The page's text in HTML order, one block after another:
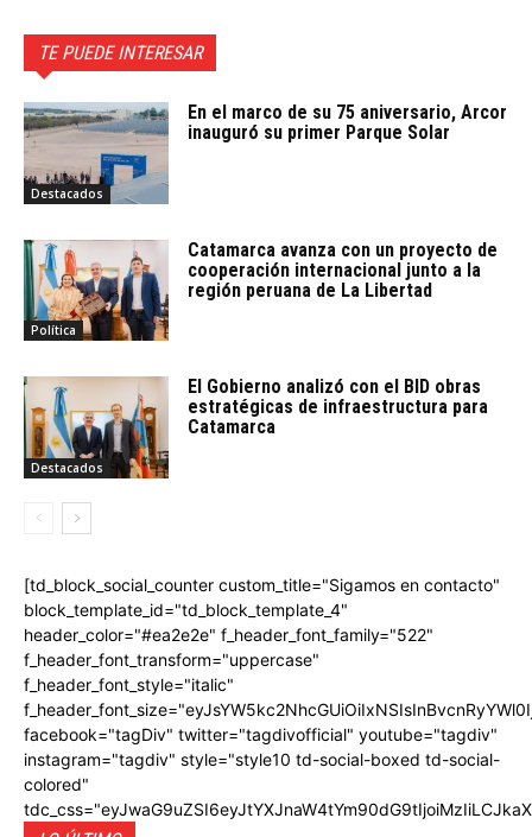
TE PUEDE INTERESAR
Destacados
En el marco de su 75 aniversario, Arcor
inauguró su primer Parque Solar
Política
Catamarca avanza con un proyecto de
cooperación internacional junto a la
región peruana de La Libertad
Destacados
El Gobierno analizó con el BID obras
estratégicas de infraestructura para
Catamarca
[td_block_social_counter custom_title="Sigamos en contacto"
block_template_id="td_block_template_4"
header_color="#ea2e2e" f_header_font_family="522"
f_header_font_transform="uppercase"
f_header_font_style="italic"
facebook="tagDiv" twitter="tagdivofficial" youtube="tagdiv"
instagram="tagdiv" style="style10 td-social-boxed td-social-
colored"